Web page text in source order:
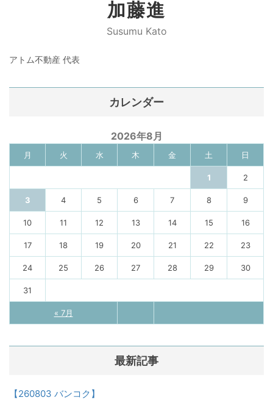
加藤進
Susumu Kato
アトム不動産 代表
カレンダー
2026年8月
月 火 水 木 金 土 日
« 7月
1 2
3 4 5 6 7 8 9
10 11 12 13 14 15 16
17 18 19 20 21 22 23
24 25 26 27 28 29 30
31
最新記事
【260803 バンコク】